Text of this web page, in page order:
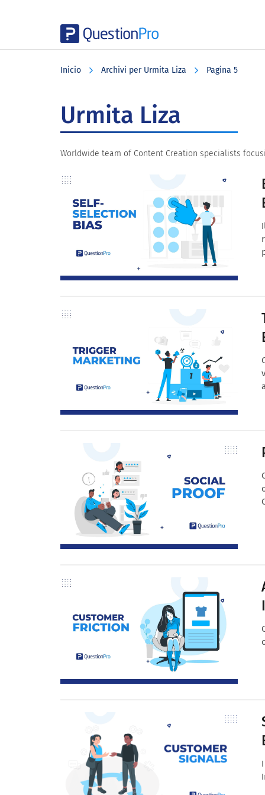
Inicio Archivi per Urmita Liza Pagina 5
Urmita Liza
Worldwide team of Content Creation specialists